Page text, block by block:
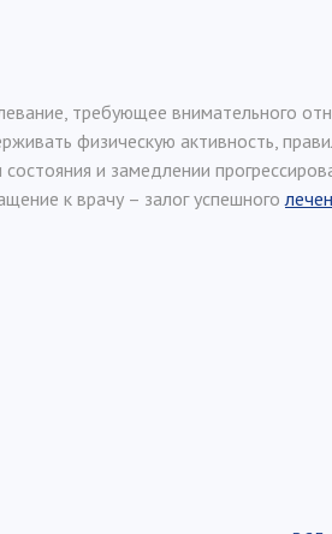
требующее внимательного
физическую активность,
и замедлении
к врачу – залог успешного